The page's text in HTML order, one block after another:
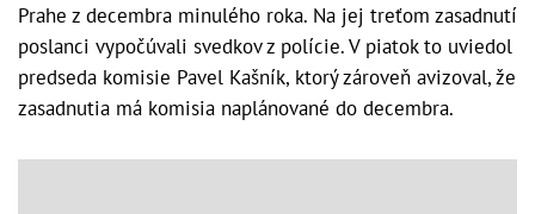
Prahe z decembra minulého roka. Na jej treťom zasadnutí
poslanci vypočúvali svedkov z polície. V piatok to uviedol
predseda komisie Pavel Kašník, ktorý zároveň avizoval, že
zasadnutia má komisia naplánované do decembra.